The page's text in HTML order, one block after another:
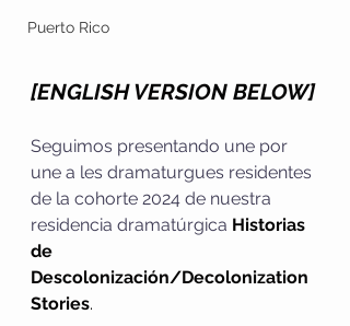
Puerto Rico
[ENGLISH VERSION BELOW]
Seguimos presentando une por
une a les dramaturgues residentes
de la cohorte 2024 de nuestra
residencia dramatúrgica Historias
de
Descolonización/Decolonization
Stories.